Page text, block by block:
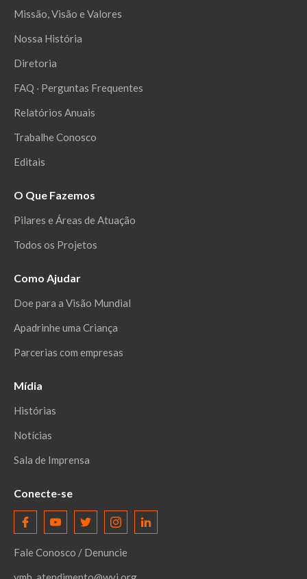
Missão, Visão e Valores
Nossa História
Diretoria
FAQ ‧ Perguntas Frequentes
Relatórios Anuais
Trabalhe Conosco
Editais
O Que Fazemos
Pilares e Áreas de Atuação
Todos os Projetos
Como Ajudar
Doe para a Visão Mundial
Apadrinhe uma Criança
Parcerias com empresas
Mídia
Histórias
Notícias
Sala de Imprensa
Conecte-se
Fale Conosco / Denuncie